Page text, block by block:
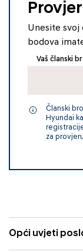
Unesite
bodova
Vaš članski
Članski
Hyundai
za
Opći uvjeti